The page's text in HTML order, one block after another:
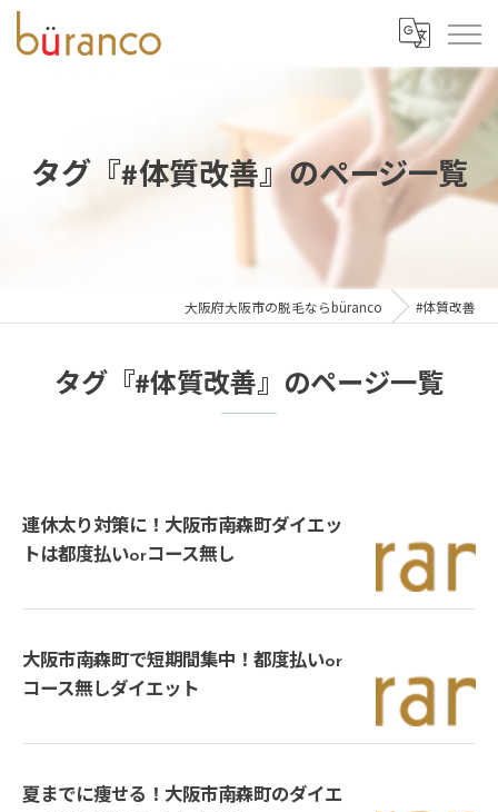
タグ『#体質改善』のページ一覧
大阪府大阪市の脱毛ならbüranco #体質改善
タグ『#体質改善』のページ一覧
連休太り対策に！大阪市南森町ダイエッ
トは都度払いorコース無し
大阪市南森町で短期間集中！都度払いor
コース無しダイエット
夏までに痩せる！大阪市南森町のダイエ